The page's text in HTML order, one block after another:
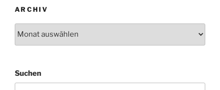
ARCHIV
Suchen